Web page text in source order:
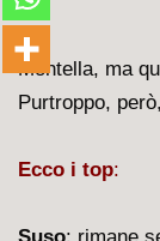
Montella, ma
Purtroppo,
Ecco i top: